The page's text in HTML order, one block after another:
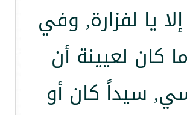
يا لفزارة, وفي
كان لعيينة أن
سيداً كان أو